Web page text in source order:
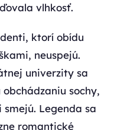
vlhkosť.
ktorí obídu
neuspejú.
univerzity sa
sochy,
Legenda sa
romantické